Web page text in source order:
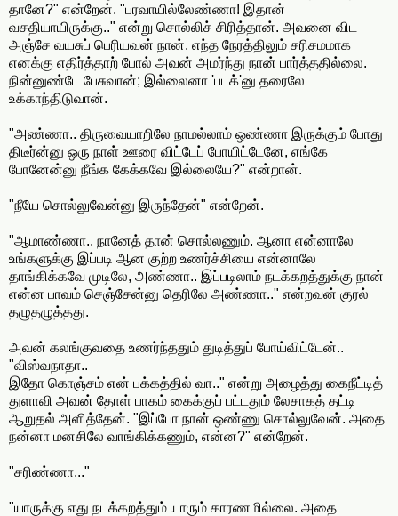
தானே?" என்றேன். "பரவாயில்லேண்ணா! இதான்
வசதியாயிருக்கு.." என்று சொல்லிச் சிரித்தான். அவனை விட
அஞ்சே வயசுப் பெரியவன் நான். எந்த நேரத்திலும் சரிசமமாக
எனக்கு எதிர்த்தாற் போல் அவன் அமர்ந்து நான் பார்த்ததில்லை.
நின்னுண்டே பேசுவான்; இல்லைனா 'படக்'னு தரைலே
உக்காந்திடுவான்.
"அண்ணா.. திருவையாறிலே நாமல்லாம் ஒண்ணா இருக்கும் போது
திடீர்ன்னு ஒரு நாள் ஊரை விட்டேப் போயிட்டேனே, எங்கே
போனேன்னு நீங்க கேக்கவே இல்லையே?" என்றான்.
"நீயே சொல்லுவேன்னு இருந்தேன்" என்றேன்.
"ஆமாண்ணா.. நானேத் தான் சொல்லணும். ஆனா என்னாலே
உங்களுக்கு இப்படி ஆன குற்ற உணர்ச்சியை என்னாலே
தாங்கிக்கவே முடிலே, அண்ணா.. இப்படிலாம் நடக்கறத்துக்கு நான்
என்ன பாவம் செஞ்சேன்னு தெரிலே அண்ணா.." என்றவன் குரல்
தழுதழுத்தது.
அவன் கலங்குவதை உணர்ந்ததும் துடித்துப் போய்விட்டேன்..
"விஸ்வநாதா..
இதோ கொஞ்சம் என் பக்கத்தில் வா.." என்று அழைத்து கைநீட்டித்
துளாவி அவன் தோள் பாகம் கைக்குப் பட்டதும் லேசாகத் தட்டி
ஆறுதல் அளித்தேன். "இப்போ நான் ஒண்ணு சொல்லுவேன். அதை
நன்னா மனசிலே வாங்கிக்கணும், என்ன?" என்றேன்.
"சரிண்ணா..."
"யாருக்கு எது நடக்கறத்தும் யாரும் காரணமில்லை. அதை